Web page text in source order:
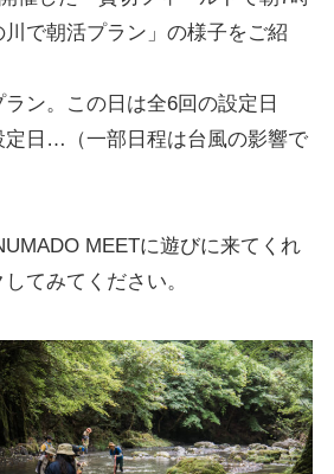
で朝活プラン」の様子をご紹
ン。この日は全6回の設定日
定日…（一部日程は台風の影響で
MEETに遊びに来てくれ
てみてください。